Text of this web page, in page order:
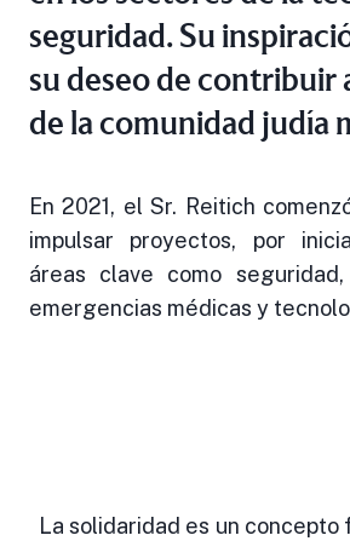
seguridad. Su
su deseo de contribuir
de la comunidad judía
En 2021, el Sr. Reitich
impulsar proyectos, por
áreas clave como
emergencias médicas y
La solidaridad es un concepto